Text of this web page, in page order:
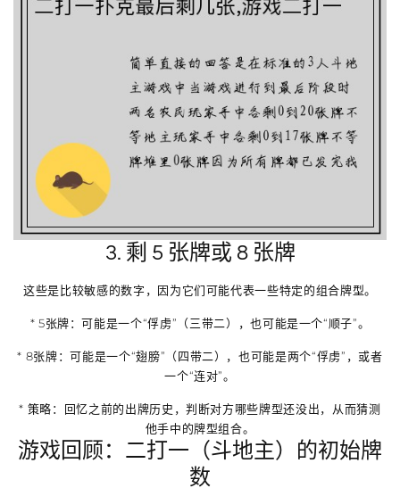
3. 剩 5 张牌或 8 张牌
这些是比较敏感的数字，因为它们可能代表一些特定的组合牌型。
* 5张牌：可能是一个“俘虏”（三带二），也可能是一个“顺子”。
* 8张牌：可能是一个“翅膀”（四带二），也可能是两个“俘虏”，或者
一个“连对”。
* 策略：回忆之前的出牌历史，判断对方哪些牌型还没出，从而猜测
他手中的牌型组合。
游戏回顾：二打一（斗地主）的初始牌
数